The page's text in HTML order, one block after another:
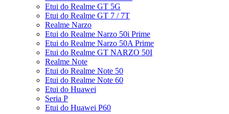
Etui do Realme GT 5G
Etui do Realme GT 7 / 7T
Realme Narzo
Etui do Realme Narzo 50i Prime
Etui do Realme Narzo 50A Prime
Etui do Realme GT NARZO 50I
Realme Note
Etui do Realme Note 50
Etui do Realme Note 60
Etui do Huawei
Seria P
Etui do Huawei P60